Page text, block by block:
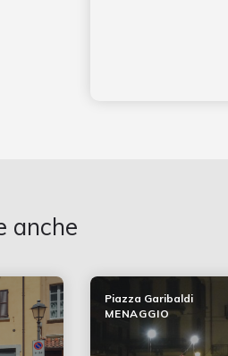
anche
Piazza Garibaldi
MENAGGIO